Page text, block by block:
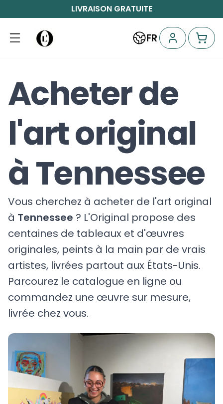
LIVRAISON GRATUITE
FR
Acheter de
l'art original
à Tennessee
Vous cherchez à acheter de l'art original
à Tennessee ? L'Original propose des
centaines de tableaux et d'œuvres
originales, peints à la main par de vrais
artistes, livrées partout aux États-Unis.
Parcourez le catalogue en ligne ou
commandez une œuvre sur mesure,
livrée chez vous.